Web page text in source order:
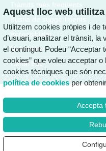
Tràmits més freqüents
Bústia de suggeriments
Accessibilitat
Nota legal
Canal Ètic
Aquest lloc web
Utilitzem cookies pròpies i de
d’usuari, analitzar el trànsit,
el contingut. Podeu “Acceptar
cookies” que voleu acceptar o
cookies tècniques que són
política de cookiesper
Accepta